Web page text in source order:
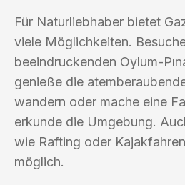
Für Naturliebhaber bietet
viele Möglichkeiten.
beeindruckenden Oylum-
genieße die
wandern oder mache eine
erkunde die Umgebung.
wie Rafting oder
möglich.